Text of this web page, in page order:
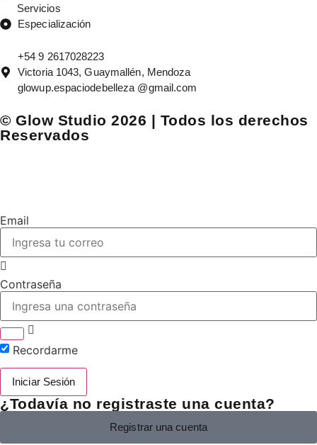
Servicios
Especialización
+54 9 2617028223
Victoria 1043, Guaymallén, Mendoza
glowup.espaciodebelleza @gmail.com
© Glow Studio 2026 | Todos los derechos
Reservados
Email
Contraseña
Recordarme
Iniciar Sesión
¿Todavía no registraste una cuenta?
Registrar una cuenta